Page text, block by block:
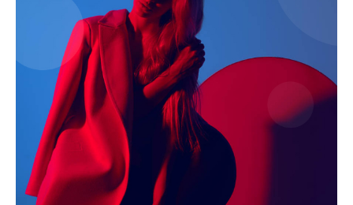
Jagruk Janta